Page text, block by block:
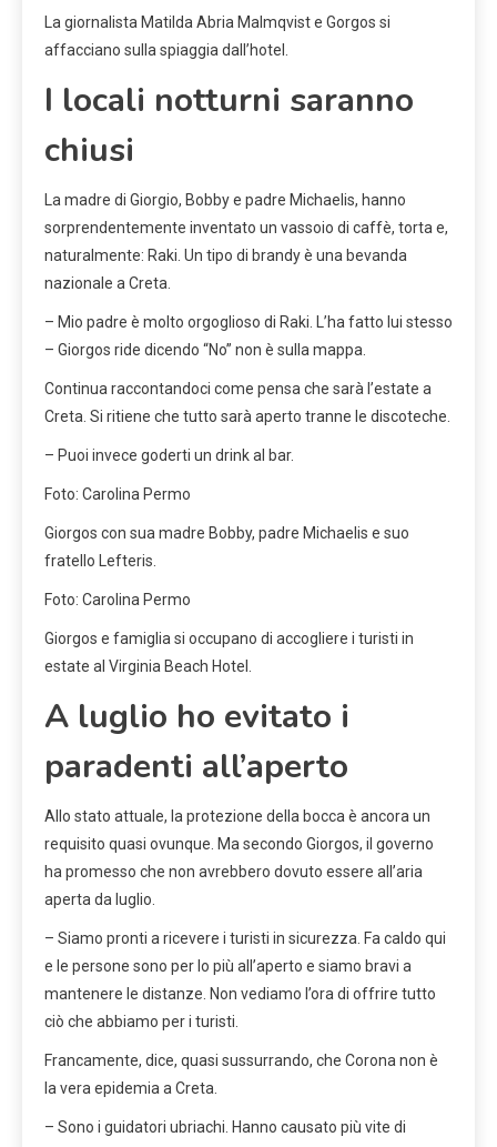
La giornalista Matilda Abria Malmqvist e Gorgos si
affacciano sulla spiaggia dall’hotel.
I locali notturni saranno
chiusi
La madre di Giorgio, Bobby e padre Michaelis, hanno
sorprendentemente inventato un vassoio di caffè, torta e,
naturalmente: Raki. Un tipo di brandy è una bevanda
nazionale a Creta.
– Mio padre è molto orgoglioso di Raki. L’ha fatto lui stesso
– Giorgos ride dicendo “No” non è sulla mappa.
Continua raccontandoci come pensa che sarà l’estate a
Creta. Si ritiene che tutto sarà aperto tranne le discoteche.
– Puoi invece goderti un drink al bar.
Foto: Carolina Permo
Giorgos con sua madre Bobby, padre Michaelis e suo
fratello Lefteris.
Foto: Carolina Permo
Giorgos e famiglia si occupano di accogliere i turisti in
estate al Virginia Beach Hotel.
A luglio ho evitato i
paradenti all’aperto
Allo stato attuale, la protezione della bocca è ancora un
requisito quasi ovunque. Ma secondo Giorgos, il governo
ha promesso che non avrebbero dovuto essere all’aria
aperta da luglio.
– Siamo pronti a ricevere i turisti in sicurezza. Fa caldo qui
e le persone sono per lo più all’aperto e siamo bravi a
mantenere le distanze. Non vediamo l’ora di offrire tutto
ciò che abbiamo per i turisti.
Francamente, dice, quasi sussurrando, che Corona non è
la vera epidemia a Creta.
– Sono i guidatori ubriachi. Hanno causato più vite di